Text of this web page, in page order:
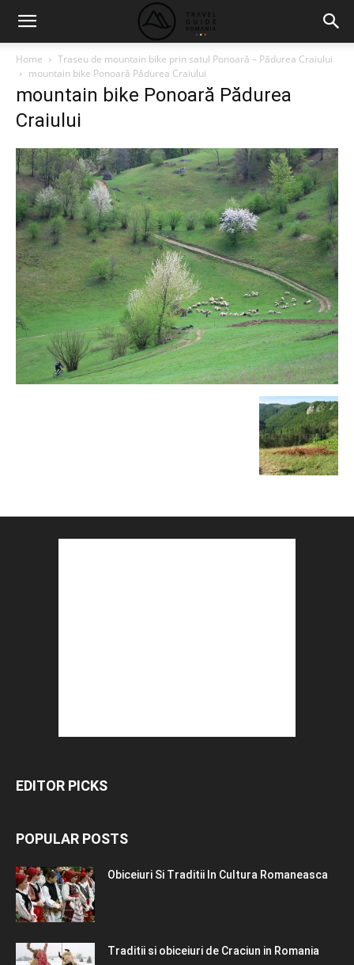
Home
Traseu de mountain bike prin satul Ponoară – Pădurea Craiului
mountain bike Ponoară Pădurea Craiului
mountain bike Ponoară Pădurea
Craiului
EDITOR PICKS
POPULAR POSTS
Obiceiuri Si Traditii In Cultura Romaneasca
Traditii si obiceiuri de Craciun in Romania